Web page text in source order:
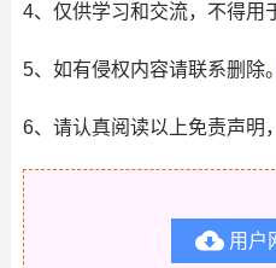
4、仅供学习和交流，不得用
5、如有侵权内容请联系删除。
6、请认真阅读以上免责声明
用户